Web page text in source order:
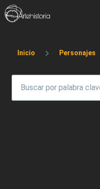
Pasar al contenido principal
Sobrescribir
Inicio Personajes